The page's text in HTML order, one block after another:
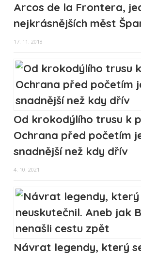
Arcos de la Frontera,
nejkrásnějších měst
17. 11. 2018
Od krokodýlího trusu k
Ochrana před početím
snadnější než kdy dřív
4. 10. 2021
Návrat legendy, který